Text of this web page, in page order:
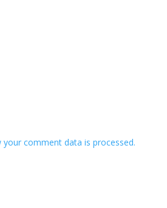
your comment data is processed.